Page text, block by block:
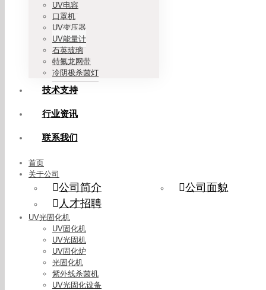
UV电容
口罩机
UV变压器
UV能量计
石英玻璃
特氟龙网带
冷阴极杀菌灯
技术支持
行业资讯
联系我们
首页
关于公司
公司简介
公司面貌
人才招聘
UV光固化机
UV固化机
UV光固机
UV固化炉
光固化机
紫外线杀菌机
UV光固化设备